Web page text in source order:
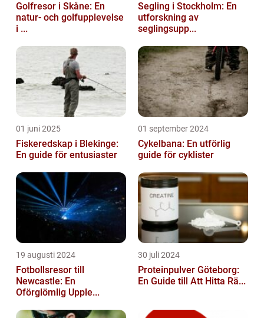
Golfresor i Skåne: En
natur- och golfupplevelse
i ...
Segling i Stockholm: En
utforskning av
seglingsupp...
01 juni 2025
Fiskeredskap i Blekinge:
En guide för entusiaster
01 september 2024
Cykelbana: En utförlig
guide för cyklister
19 augusti 2024
Fotbollsresor till
Newcastle: En
Oförglömlig Upple...
30 juli 2024
Proteinpulver Göteborg:
En Guide till Att Hitta Rä...